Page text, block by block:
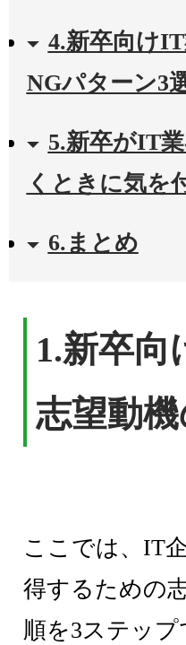
4.新卒向け
NGパターン3
5.新卒がIT
くときに気を
6.まとめ
1.新卒
志望動
ここでは、IT
得するための
順を3ステッ